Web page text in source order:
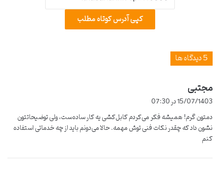
کپی آدرس کوتاه مطلب
‫5 دیدگاه ها
مجتبیف
:
15/07/1403 در 07:30
دمتون گرم! همیشه فکر می‌کردم کابل‌کشی یه کار ساده‌ست، ولی توضیحاتتون
نشون داد که چقدر نکات فنی توش مهمه. حالا می‌دونم باید از چه خدماتی استفاده
کنم